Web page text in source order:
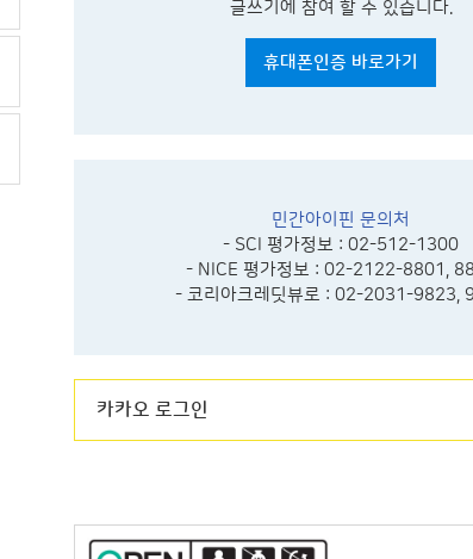
글쓰기에 참여 할 수 있습니다.
휴대폰인증 바로가기
민간아이핀 문의처
- SCI 평가정보 : 02-512-1300
- NICE 평가정보 : 02-2122-8801,
- 코리아크레딧뷰로 : 02-2031-9823,
카카오 로그인